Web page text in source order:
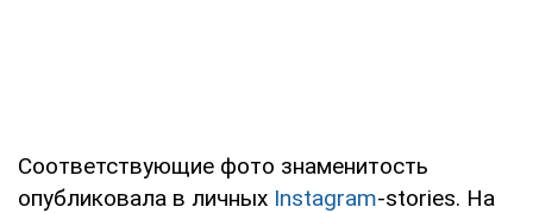
Соответствующие фото знаменитость
опубликовала в личных Instagram-stories. На